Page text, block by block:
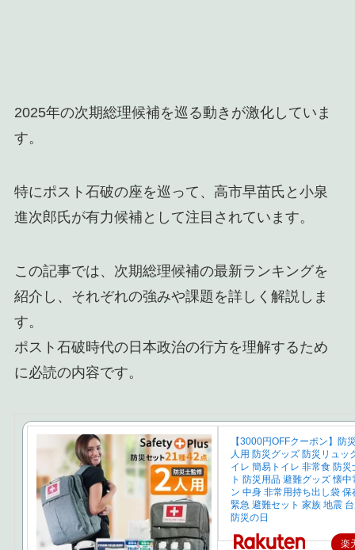
2025年の次期総理候補を巡る動きが激化していま
す。
特にポスト石破の座を巡って、高市早苗氏と小泉
進次郎氏が有力候補として注目されています。
この記事では、次期総理候補の最新ランキングを
紹介し、それぞれの強みや課題を詳しく解説しま
す。
ポスト石破時代の日本政治の行方を理解するため
に必読の内容です。
【3000円OFFクーポン】防
人用 防災グッズ 防災リュッ
イレ 簡易トイレ 非常食 防災
ト 防災用品 避難グッズ 懐
ン 中身 非常用持ち出し袋 保
緊急 避難セット 家族 地震
防災の日
楽